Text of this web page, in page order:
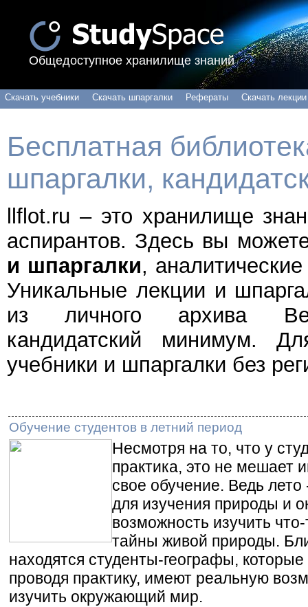
Общедоступное хранилище знаний
Скачать учебники Скачать шпаргалки Рефераты Скачать лекции
Бесплатная
шпаргалки,
llflot.ru – это хранилище
аспирантов. Здесь вы
и шпаргалки,
Уникальные лекции и
из личного архива
кандидатский минимум.
учебники и шпаргалки без
Обучение студентов в летний период
Несмотря на то, что у
практика, это не мешает
свое обучение. Ведь
для изучения природы и
возможность изучить
тайны живой природы.
находятся студенты-географы,
проводя практику, имеют реальную
изучить окружающий мир.